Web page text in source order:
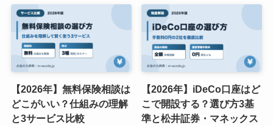
【2026年】無料保険相談は
どこがいい？仕組みの理解
と3サービス比較
【2026年】iDeCo口座はど
こで開設する？選び方3基
準と松井証券・マネックス